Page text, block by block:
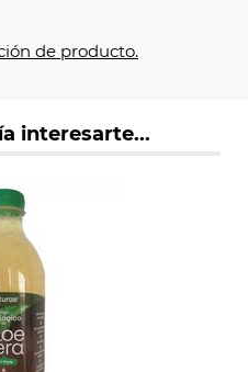
de producto.
interesarte...